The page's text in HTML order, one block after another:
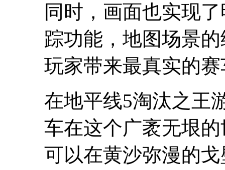
同时，画面也实现
踪功能，地图场景
玩家带来最真实的
在地平线5淘汰之王
车在这个广袤无垠
可以在黄沙弥漫的